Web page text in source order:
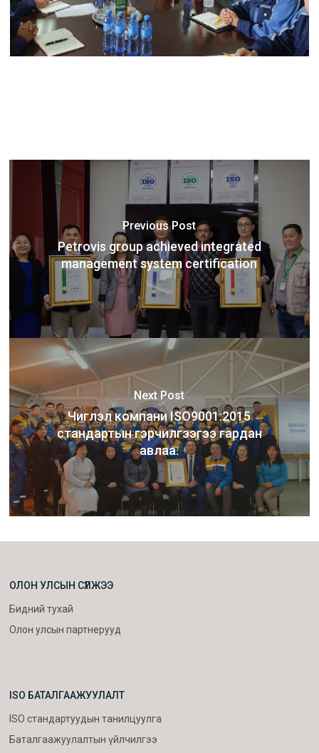
Previous Post
Petrovis group achieved integrated
management system certification
Next Post
Чиглэл компани ISO9001:2015
стандартын гэрчилгээгээ гардан
авлаа.
ОЛОН УЛСЫН СҮЛЖЭЭ
Бидний тухай
Олон улсын партнерууд
ISO БАТАЛГААЖУУЛАЛТ
ISO стандартуудын танилцуулга
Баталгаажуулалтын үйлчилгээ